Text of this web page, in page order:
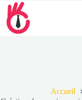
Passer
contenu
Accueil